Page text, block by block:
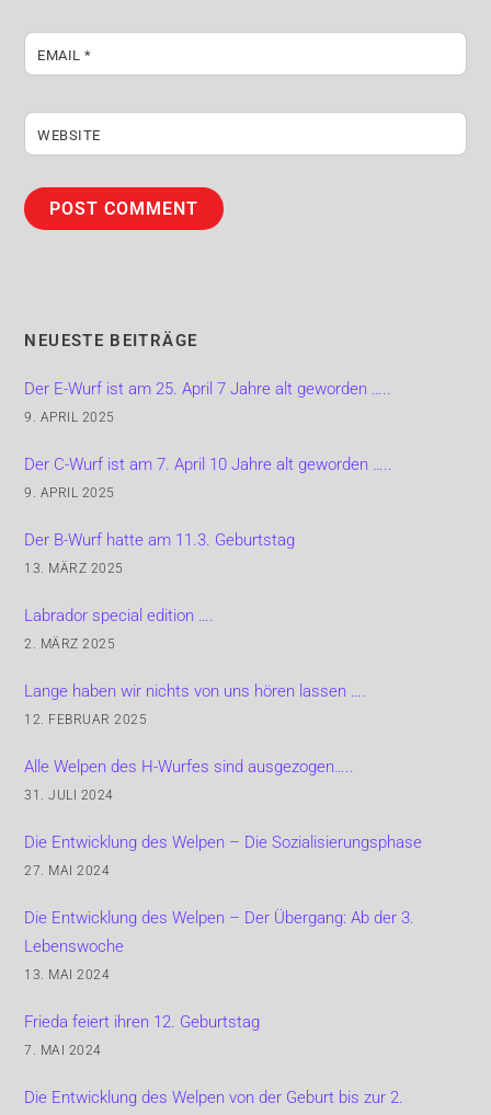
EMAIL*
WEBSITE
NEUESTE BEITRÄGE
Der E-Wurf ist am 25. April 7 Jahre alt geworden …..
9. APRIL 2025
Der C-Wurf ist am 7. April 10 Jahre alt geworden …..
9. APRIL 2025
Der B-Wurf hatte am 11.3. Geburtstag
13. MÄRZ 2025
Labrador special edition ….
2. MÄRZ 2025
Lange haben wir nichts von uns hören lassen ….
12. FEBRUAR 2025
Alle Welpen des H-Wurfes sind ausgezogen…..
31. JULI 2024
Die Entwicklung des Welpen – Die Sozialisierungsphase
27. MAI 2024
Die Entwicklung des Welpen – Der Übergang: Ab der 3.
Lebenswoche
13. MAI 2024
Frieda feiert ihren 12. Geburtstag
7. MAI 2024
Die Entwicklung des Welpen von der Geburt bis zur 2.